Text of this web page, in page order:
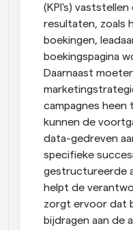
(KPI's)
resultaten, zoals
boekingen,
boekingspagina
Daarnaast
campagnes heen
kunnen de
data-gedreven
specifieke
gestructureerde
helpt de
zorgt ervoor dat
bijdragen aan de